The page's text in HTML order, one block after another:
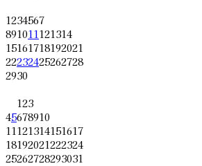
1234567
891011121314
15161718192021
22232425262728
2930
123
45678910
11121314151617
18192021222324
25262728293031